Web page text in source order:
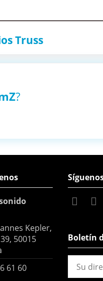
Truss
?
Kepler,
50015
61 60
Boletín